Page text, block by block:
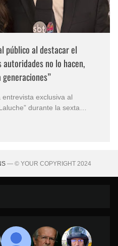
público al destacar el
no lo hacen,
exclusiva al
durante la sexta
Brasil. En medio del
— © YOUR COPYRIGHT 2024